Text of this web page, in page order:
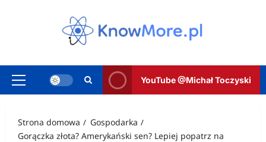
Menu
YouTube @Michał Toczyski
Strona domowa
Gospodarka
Gorączka złota? Amerykański sen? Lepiej popatrz na